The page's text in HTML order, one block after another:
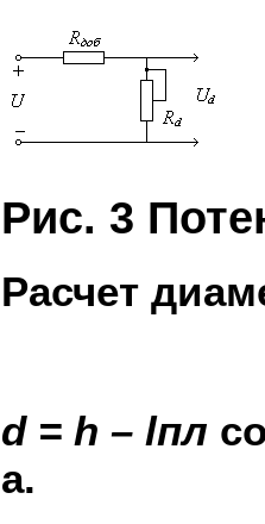
Рис. 3
Расчет
d= h – lпл
a.